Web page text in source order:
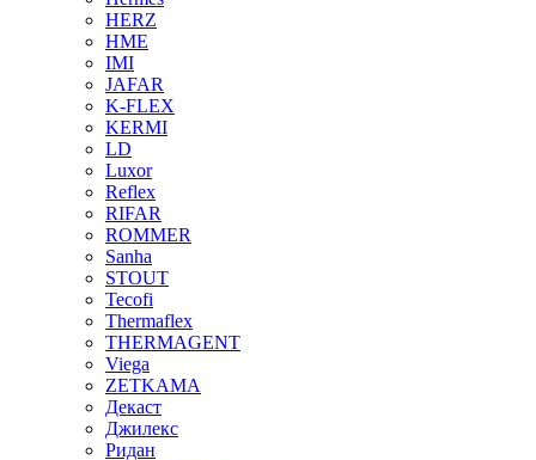
HERZ
HME
IMI
JAFAR
K-FLEX
KERMI
LD
Luxor
Reflex
RIFAR
ROMMER
Sanha
STOUT
Tecofi
Thermaflex
THERMAGENT
Viega
ZETKAMA
Декаст
Джилекс
Ридан